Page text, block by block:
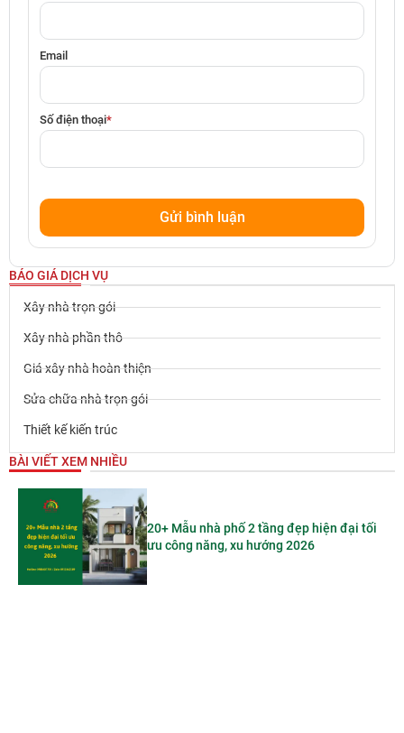
Email
Số điện thoại*
BÁO GIÁ DỊCH VỤ
Xây nhà trọn gói
Xây nhà phần thô
Giá xây nhà hoàn thiện
Sửa chữa nhà trọn gói
Thiết kế kiến trúc
BÀI VIẾT XEM NHIỀU
20+ Mẫu nhà phố 2 tầng đẹp hiện đại tối
ưu công năng, xu hướng 2026